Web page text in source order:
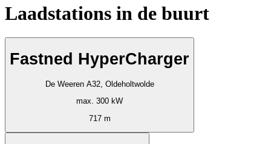
Laadstations in de buurt
Fastned HyperCharger
De Weeren A32, Oldeholtwolde
max. 300 kW
717 m